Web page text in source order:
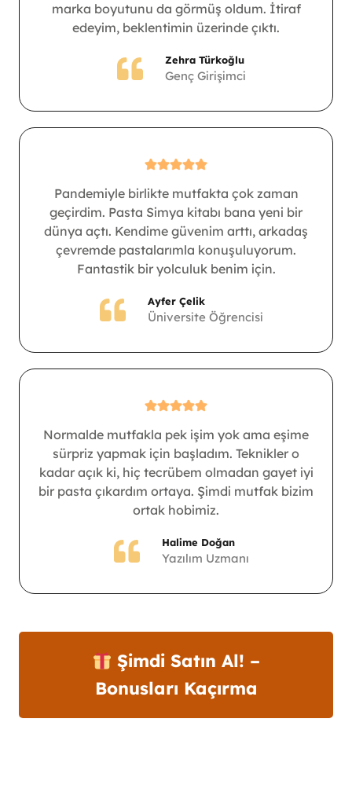
marka boyutunu da görmüş oldum. İtiraf
edeyim, beklentimin üzerinde çıktı.
Zehra Türkoğlu
Genç Girişimci
Pandemiyle birlikte mutfakta çok zaman
geçirdim. Pasta Simya kitabı bana yeni bir
dünya açtı. Kendime güvenim arttı, arkadaş
çevremde pastalarımla konuşuluyorum.
Fantastik bir yolculuk benim için.
Ayfer Çelik
Üniversite Öğrencisi
Normalde mutfakla pek işim yok ama eşime
sürpriz yapmak için başladım. Teknikler o
kadar açık ki, hiç tecrübem olmadan gayet iyi
bir pasta çıkardım ortaya. Şimdi mutfak bizim
ortak hobimiz.
Halime Doğan
Yazılım Uzmanı
Şimdi Satın Al! –
Bonusları Kaçırma